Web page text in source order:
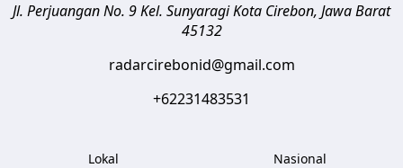
Jl. Perjuangan No. 9 Kel. SunyaragiKota Cirebon, Jawa Barat
45132
radarcirebonid@gmail.com
+62231483531
Lokal
Nasional